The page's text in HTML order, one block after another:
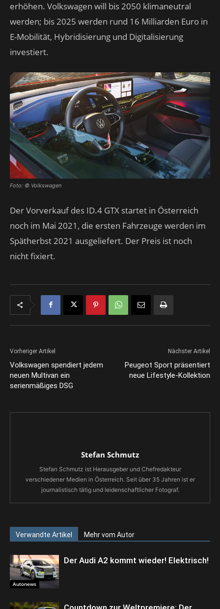
erhöhen. Volkswagen will bis 2050 klimaneutral
werden; bis 2025 werden rund 16 Milliarden Euro in
E-Mobilität, Hybridisierung und Digitalisierung
investiert.
Foto: © Volkswagen
Der Vorverkauf des ID.4 GTX startet in Österreich
noch im Mai 2021, die ersten Fahrzeuge werden im
Spätherbst 2021 ausgeliefert. Der Preis ist noch
nicht fixiert.
Vorheriger Artikel
Volkswagen spendiert jedem
neuen Multivan ein
serienmäßiges DSG
Nächster Artikel
Peugeot Sport präsentiert
neue Lifestyle-Kollektion
Stefan Schmutz
Stefan Schmutz ist Herausgeber und Chefredakteur
verschiedener Medien in Österreich. Seit über 35 Jahren ist er
journalistisch tätig und leidenschaftlicher Fotograf.
Verwandte Artikel Mehr vom Autor
Autonews
Der Audi A2 kommt wieder! Elektrisch!